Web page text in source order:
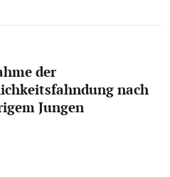
der
nach
Jungen